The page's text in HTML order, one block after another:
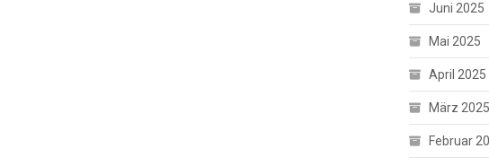
Juni 2025
Mai 2025
April 2025
März 2025
Februar